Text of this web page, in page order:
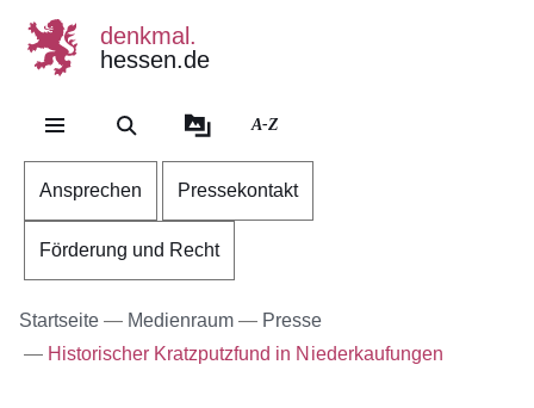
denkmal.
hessen.de
A-Z
Ansprechen Pressekontakt
Förderung und Recht
Startseite Medienraum
Presse
Historischer Kratzputzfund in Niederkaufungen